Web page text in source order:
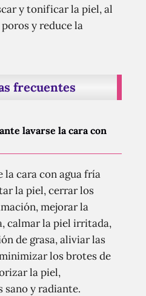
y tonificar la piel, al
y reduce la
frecuentes
lavarse la cara con
la cara con agua fría
la piel, cerrar los
mejorar la
calmar la piel irritada,
de grasa, aliviar las
los brotes de
la piel,
y radiante.